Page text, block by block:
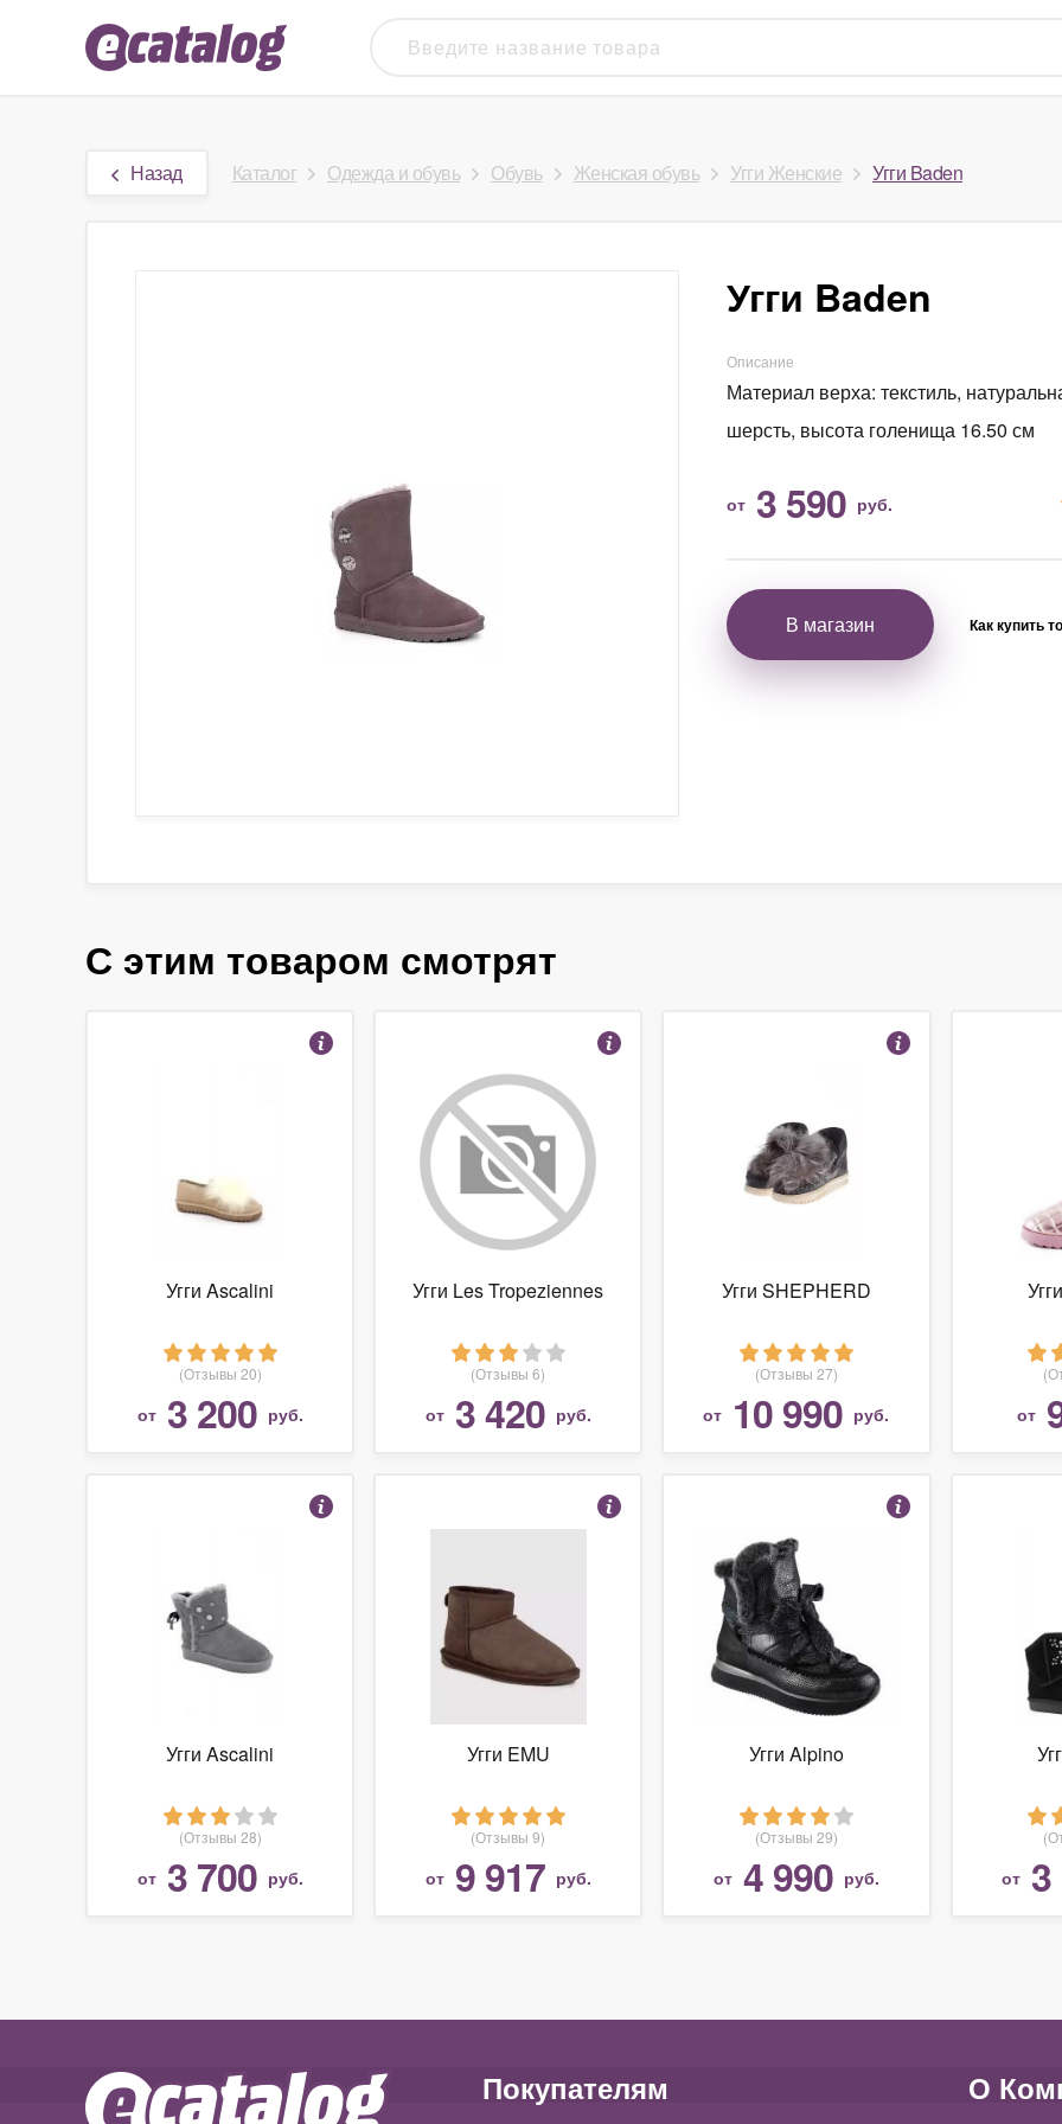
Назад Каталог Одежда и обувь Обувь Женская обувь Угги Женские Угги Baden
Угги Baden
Описание
Материал верха: текстиль,
шерсть, высота голенища 16.50 см
от 3 590 руб.
В магазин Как купить
С этим товаром смотрят
Угги Ascalini
(Отзывы 20)
от 3 200 руб.
Угги Les Tropeziennes
(Отзывы 6)
от 3 420 руб.
Угги SHEPHERD
(Отзывы 27)
от 10 990 руб. от
Угги Ascalini
(Отзывы 28)
от 3 700 руб.
Угги EMU
(Отзывы 9)
от 9 917 руб.
Угги Alpino
(Отзывы 29)
от 4 990 руб. от
Покупателям О